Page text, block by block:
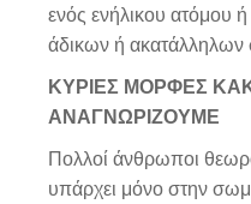
ενός ενήλικου ατόμου ή
άδικων ή
ΚΥΡΙΕΣ ΜΟΡΦΕΣ
ΑΝΑΓΝΩΡΙΖΟΥΜΕ
Πολλοί άνθρωποι
υπάρχει μόνο στην